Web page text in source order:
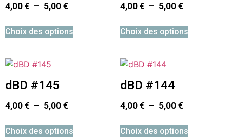
4,00€ – 5,00€
Choix des options
4,00€ – 5,00€
Choix des options
dBD #145
4,00€ – 5,00€
Choix des options
dBD #144
4,00€ – 5,00€
Choix des options